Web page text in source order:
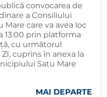
convocarea de
a Consiliului
care va avea loc
13:00 prin platforma
cu următorul
ZI, cuprins în anexa la
Satu Mare
MAI DEPARTE